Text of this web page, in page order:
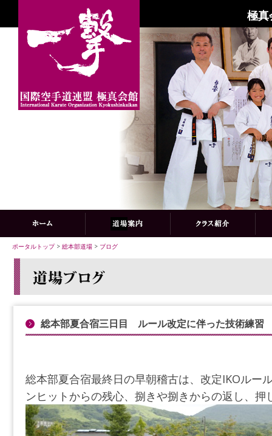
極真
ポータルトップ> 総本部道場 > ブログ
総本部夏合宿三日目 ルール改定に伴った技術練習
総本部夏合宿最終日の早朝稽古は、改定IKOルー
ンヒットからの残心、捌きや捌きからの返し、押